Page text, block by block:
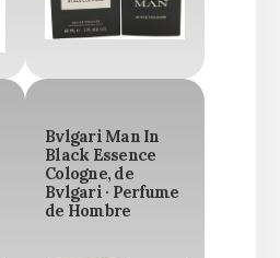
Bvlgari Man In
Black Essence
Cologne, de
Bvlgari · Perfume
de Hombre